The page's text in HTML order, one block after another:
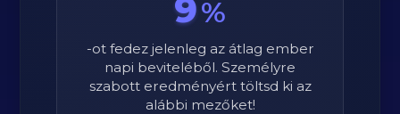
9%
-ot fedez jelenleg az átlag ember
napi beviteléből. Személyre
szabott eredményért töltsd ki az
alábbi mezőket!